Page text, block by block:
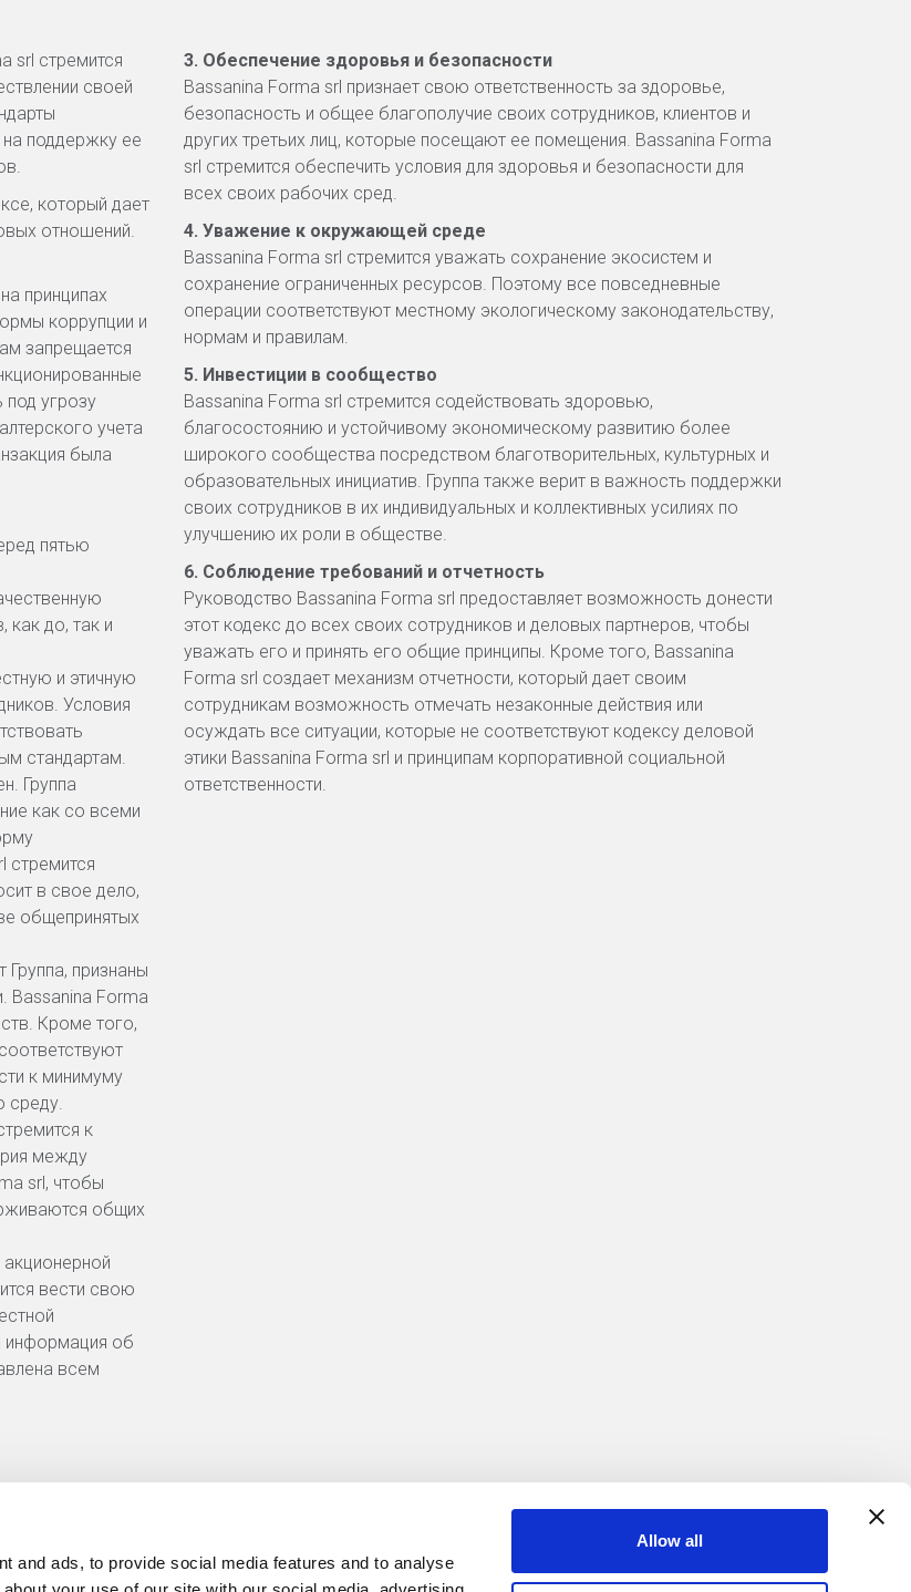
and ads, to provide social media features and to analyse
Allow all
srl стремится
своей
поддержку ее
который дает
отношений.
принципах
коррупции и
запрещается
под угрозу
учета
была
пятью
как до, так и
и этичную
Условия
стандартам.
Группа
как со всеми
стремится
в свое дело,
общепринятых
признаны
Bassanina Forma
Кроме того,
к минимуму
среду.
к
между
srl, чтобы
общих
вести свою
информация об
всем
3. Обеспечение здоровья и безопасности
Bassanina Forma srl признает свою ответственность за здоровье,
безопасность и общее благополучие своих сотрудников, клиентов и
других третьих лиц, которые посещают ее помещения. Bassanina Forma
srl стремится обеспечить условия для здоровья и безопасности для
всех своих рабочих сред.
4. Уважение к окружающей среде
Bassanina Forma srl стремится уважать сохранение экосистем и
сохранение ограниченных ресурсов. Поэтому все повседневные
операции соответствуют местному экологическому законодательству,
нормам и правилам.
5. Инвестиции в сообщество
Bassanina Forma srl стремится содействовать здоровью,
благосостоянию и устойчивому экономическому развитию более
широкого сообщества посредством благотворительных, культурных и
образовательных инициатив. Группа также верит в важность поддержки
своих сотрудников в их индивидуальных и коллективных усилиях по
улучшению их роли в обществе.
6. Соблюдение требований и отчетность
Руководство Bassanina Forma srl предоставляет возможность донести
этот кодекс до всех своих сотрудников и деловых партнеров, чтобы
уважать его и принять его общие принципы. Кроме того, Bassanina
Forma srl создает механизм отчетности, который дает своим
сотрудникам возможность отмечать незаконные действия или
осуждать все ситуации, которые не соответствуют кодексу деловой
этики Bassanina Forma srl и принципам корпоративной социальной
ответственности.
находимся Контакты